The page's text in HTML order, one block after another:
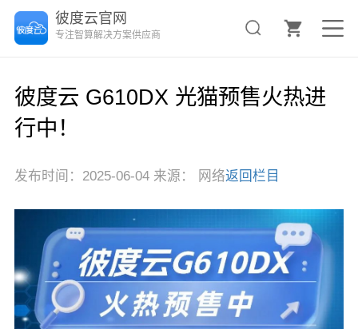
彼度云官网
专注智算解决方案供应商
彼度云 G610DX 光猫预售火热进
行中！
发布时间：2025-06-04 来源： 网络返回栏目